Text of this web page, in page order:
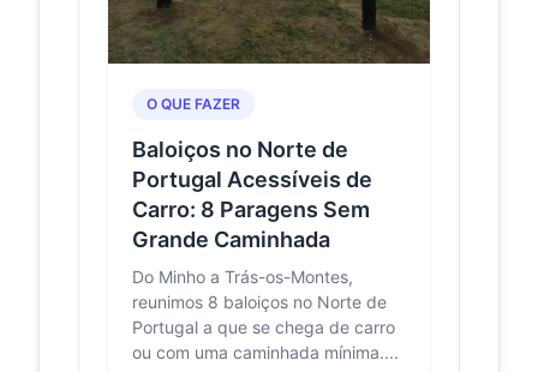
O QUE FAZER
Baloiços no Norte de
Portugal Acessíveis de
Carro: 8 Paragens Sem
Grande Caminhada
Do Minho a Trás-os-Montes,
reunimos 8 baloiços no Norte de
Portugal a que se chega de carro
ou com uma caminhada mínima....